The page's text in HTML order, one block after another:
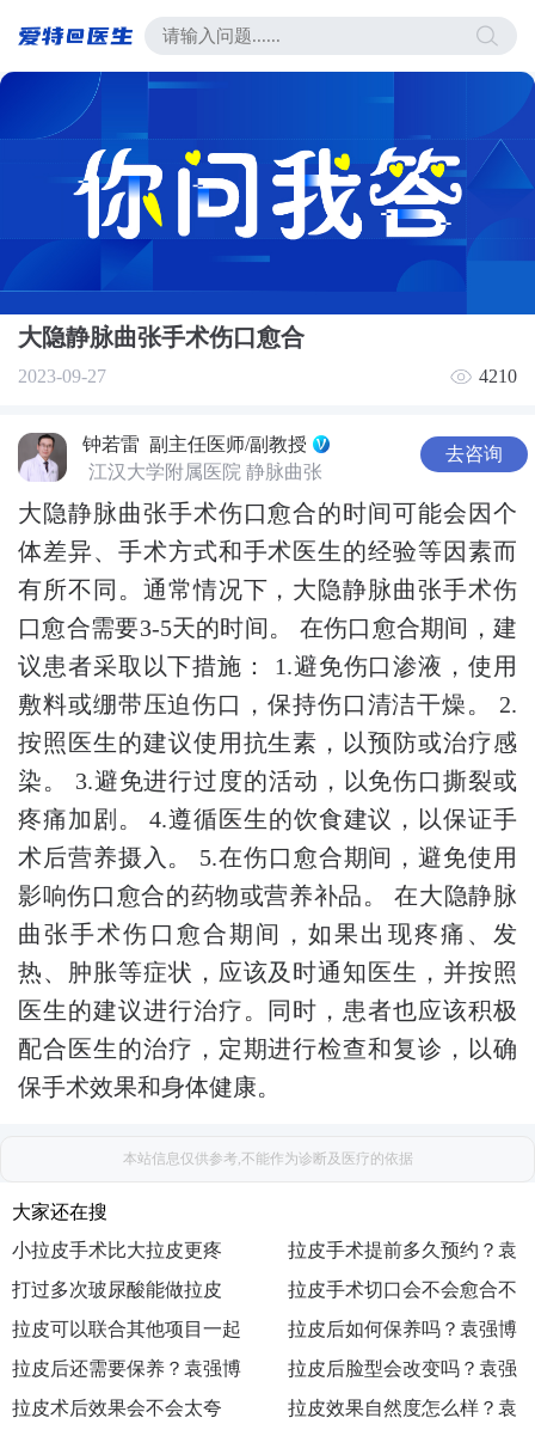
大隐静脉曲张手术伤口愈合
2023-09-27 4210
钟若雷 副主任医师/副教授
去咨询
江汉大学附属医院 静脉曲张
大隐静脉曲张手术伤口愈合的时间可能会因个
体差异、手术方式和手术医生的经验等因素而
有所不同。通常情况下，大隐静脉曲张手术伤
口愈合需要3-5天的时间。 在伤口愈合期间，建
议患者采取以下措施： 1.避免伤口渗液，使用
敷料或绷带压迫伤口，保持伤口清洁干燥。 2.
按照医生的建议使用抗生素，以预防或治疗感
染。 3.避免进行过度的活动，以免伤口撕裂或
疼痛加剧。 4.遵循医生的饮食建议，以保证手
术后营养摄入。 5.在伤口愈合期间，避免使用
影响伤口愈合的药物或营养补品。 在大隐静脉
曲张手术伤口愈合期间，如果出现疼痛、发
热、肿胀等症状，应该及时通知医生，并按照
医生的建议进行治疗。同时，患者也应该积极
配合医生的治疗，定期进行检查和复诊，以确
保手术效果和身体健康。
本站信息仅供参考,不能作为诊断及医疗的依据
大家还在搜
小拉皮手术比大拉皮更疼
吗？袁强博士|医生|怎么挂
号|去哪预约|如何挂号|咨询
拉皮手术提前多久预约？袁
强博士|医生|如何预约|出诊
地点|执业医院|主要在哪
打过多次玻尿酸能做拉皮
吗？袁强博士|医生|在哪坐
诊|执业机构|医院|联系方式
拉皮手术切口会不会愈合不
好？袁强博士|医生|在哪出
诊|去哪找|怎么联系|预约|挂
号
拉皮可以联合其他项目一起
做吗？袁强博士|怎么预约|
挂号|联系|面诊|咨询|在哪出
拉皮后如何保养吗？袁强博
士|医生|怎么挂号|去哪预约|
如何挂号|咨询
拉皮后还需要保养？袁强博
士|医生|如何预约|出诊地点|
拉皮后脸型会改变吗？袁强
博士|医生|在哪坐诊|执业机
拉皮术后效果会不会太夸
拉皮效果自然度怎么样？袁